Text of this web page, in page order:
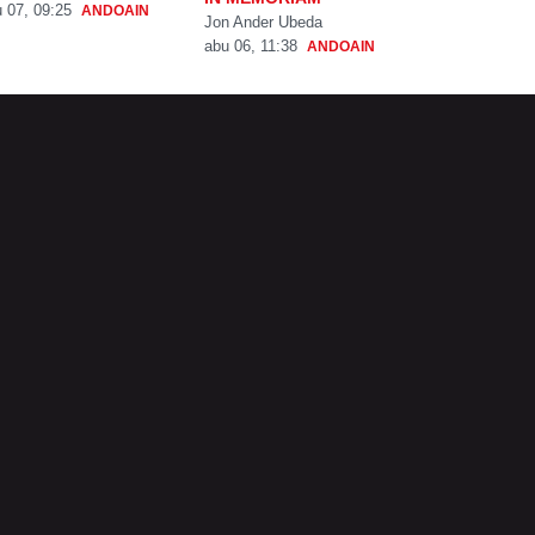
07, 09:25 ANDOAIN
Jon Ander Ubeda
abu 06, 11:38 ANDOAIN